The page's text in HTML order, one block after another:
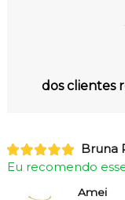
dos clientes
Bruna
Eu recomendo
Amei